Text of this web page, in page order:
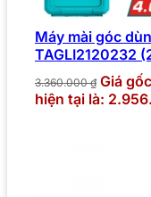
Máy mài góc
TAGLI2120232
3.360.000₫ Giá
hiện tại là: